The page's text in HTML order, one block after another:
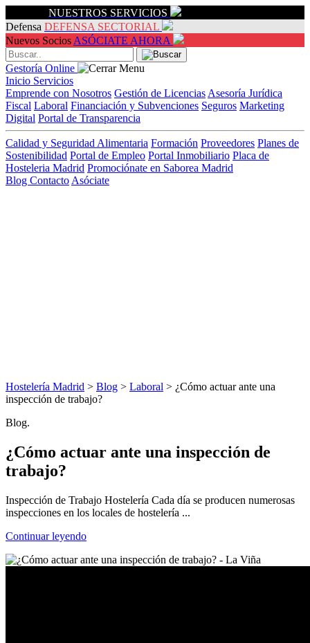
NUESTROS SERVICIOS
Defensa DEFENSA SECTORIAL
Nuevos Socios ASÓCIATE AHORA
Gestoría Online
Inicio Servicios
Emprende con Nosotros Gestión de Licencias Asesoría Jurídica
Fiscal Laboral Financiación y Subvenciones Seguros Marketing
Digital Portal de Transparencia
Calidad y Seguridad Alimentaria Formación Proveedores Planes de
Sostenibilidad Portal de Empleo Portal Inmobiliario Placa de
Hosteleria Madrid Promociónate en Saborea Madrid
Blog Contacto Asóciate
Hostelería Madrid > Blog > Laboral > ¿Cómo actuar ante una
inspección de trabajo?
Blog.
¿Cómo actuar ante una inspección de
trabajo?
Inspección de Trabajo Hostelería Cada día se producen numerosas
inspecciones en los locales de hostelería ...
Continuar leyendo